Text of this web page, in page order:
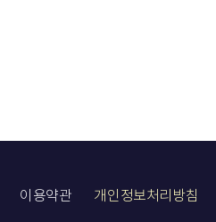
이용약관 개인정보처리방침